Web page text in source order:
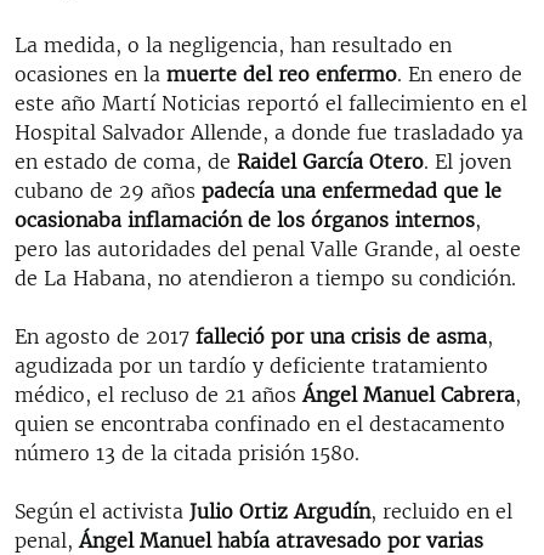
La medida, o la negligencia, han resultado en
ocasiones en la muerte del reo enfermo. En enero de
este año Martí Noticias reportó el fallecimiento en el
Hospital Salvador Allende, a donde fue trasladado ya
en estado de coma, de Raidel García Otero. El joven
cubano de 29 años padecía una enfermedad que le
ocasionaba inflamación de los órganos internos,
pero las autoridades del penal Valle Grande, al oeste
de La Habana, no atendieron a tiempo su condición.
En agosto de 2017 falleció por una crisis de asma,
agudizada por un tardío y deficiente tratamiento
médico, el recluso de 21 años Ángel Manuel Cabrera,
quien se encontraba confinado en el destacamento
número 13 de la citada prisión 1580.
Según el activista Julio Ortiz Argudín, recluido en el
penal, Ángel Manuel había atravesado por varias